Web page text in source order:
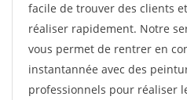
facile de trouver des clients
réaliser rapidement. Notre
vous permet de rentrer en
instantannée avec des
professionnels pour réaliser